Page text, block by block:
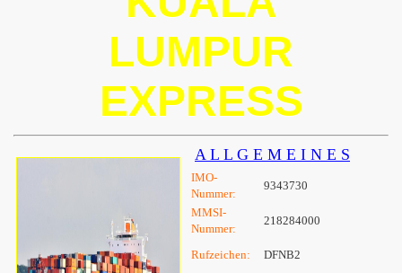
LUMPUR
EXPRESS
A L L G E M E I N E S
IMO-
Nummer:
9343730
MMSI-
Nummer:
218284000
Rufzeichen: DFNB2